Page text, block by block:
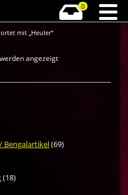
0
mit „Heuler“
angezeigtNach
sortiert:
Bengalartikel(69)
(18)